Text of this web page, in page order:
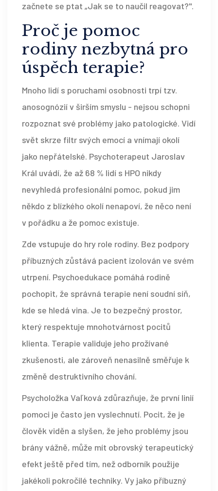
začnete se ptat „Jak se to naučil reagovat?".
Proč je pomoc
rodiny nezbytná pro
úspěch terapie?
Mnoho lidí s poruchami osobnosti trpí tzv.
anosognózií v širším smyslu - nejsou schopni
rozpoznat své problémy jako patologické. Vidí
svět skrze filtr svých emocí a vnímají okolí
jako nepřátelské. Psychoterapeut Jaroslav
Král uvádí, že až 68 % lidí s HPO nikdy
nevyhledá profesionální pomoc, pokud jim
někdo z blízkého okolí nenapoví, že něco není
v pořádku a že pomoc existuje.
Zde vstupuje do hry role rodiny. Bez podpory
příbuzných zůstává pacient izolován ve svém
utrpení. Psychoedukace pomáhá rodině
pochopit, že správná terapie není soudní síň,
kde se hledá vina. Je to bezpečný prostor,
který respektuje mnohotvárnost pocitů
klienta. Terapie validuje jeho prožívané
zkušenosti, ale zároveň nenasilně směřuje k
změně destruktivního chování.
Psycholožka Vaľková zdůrazňuje, že první linií
pomoci je často jen vyslechnutí. Pocit, že je
člověk viděn a slyšen, že jeho problémy jsou
brány vážně, může mít obrovský terapeutický
efekt ještě před tím, než odborník použije
jakékoli pokročilé techniky. Vy jako příbuzný